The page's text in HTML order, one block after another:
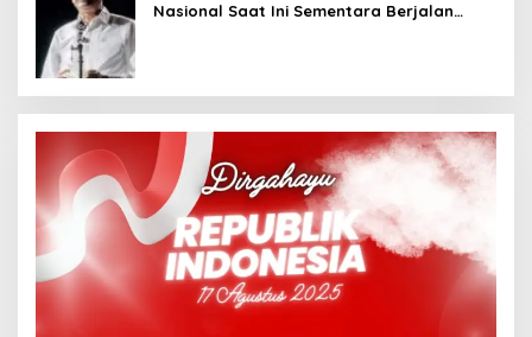
Nasional Saat Ini Sementara Berjalan